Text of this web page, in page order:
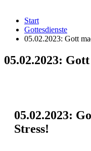
Start
Gottesdienste
05.02.2023: Gott
05.02.2023:
05.02.2023:
Stress!